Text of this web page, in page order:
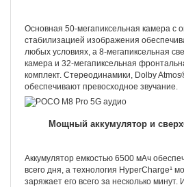
Основная 50-мегапиксельная камера с
стабилизацией изображения
любых условиях, а 8-мегапиксельная
камера и 32-мегапиксельная
комплект. Стереодинамики, Dolby
обеспечивают превосходное звучание.
Мощный аккумулятор и
Аккумулятор емкостью 6500 мАч
всего дня, а технология HyperCharge¹
заряжает его всего за несколько